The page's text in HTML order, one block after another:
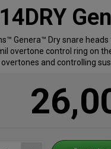
Genera™ Dry snare
overtone control ring on
and controlling